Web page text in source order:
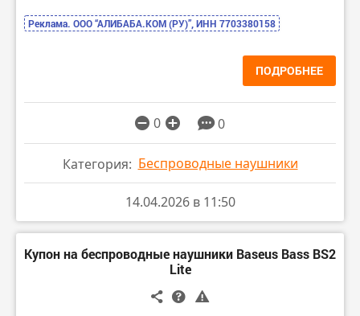
Реклама. ООО “АЛИБАБА.КОМ (РУ)”, ИНН 7703380158
ПОДРОБНЕЕ
0 0
Категория: Беспроводные наушники
14.04.2026 в 11:50
Купон на беспроводные наушники Baseus Bass BS2
Lite